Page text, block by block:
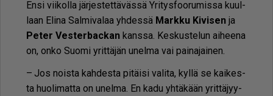
En­si vii­kol­la jär­jes­tet­tä­väs­sä Yri­tys­foo­ru­mis­sa kuul­
laan Eli­na Sal­mi­va­laa yh­des­sä Mark­ku Ki­vi­senja
Pe­ter Ves­ter­bac­kankans­sa. Kes­kus­te­lun ai­hee­na
on, on­ko Suo­mi yrit­tä­jän unel­ma vai pai­na­jai­nen.
– Jos nois­ta kah­des­ta pi­täi­si va­li­ta, kyl­lä se kai­kes­
ta huo­li­mat­ta on unel­ma. En kadu yh­tä­kään yrit­tä­jyy­